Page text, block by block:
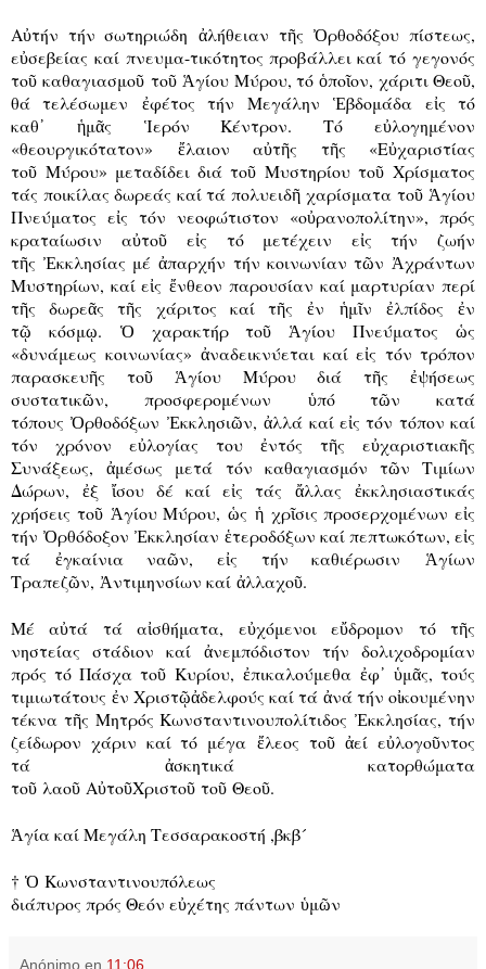
Αὐτήν τήν σωτηριώδη ἀλήθειαν τῆςὈρθοδόξου πίστεως,
εὐσεβείας καί πνευμα-τικότητος προβάλλει καί τό γεγονός
τοῦ καθαγιασμοῦ τοῦ Ἁγίου Μύρου, τόὁποῖον, χάριτι Θεοῦ,
θά τελέσωμεν ἐφέτος τήν ΜεγάληνἙβδομάδα εἰς τό
καθ᾿ ἡμᾶς Ἱερόν Κέντρον. Τό εὐλογημένον
«θεουργικότατον» ἔλαιον αὐτῆς τῆς «Εὐχαριστίας
τοῦ Μύρου» μεταδίδει διά τοῦ Μυστηρίου τοῦ Χρίσματος
τάς ποικίλας δωρεάς καί τά πολυειδῆχαρίσματα τοῦ Ἁγίου
Πνεύματος εἰς τόν νεοφώτιστον «οὐρανοπολίτην», πρός
κραταίωσιν αὐτοῦεἰς τό μετέχειν εἰς τήν ζωήν
τῆςἘκκλησίας μέἀπαρχήν τήν κοινωνίαν τῶν Ἀχράντων
Μυστηρίων, καί εἰςἔνθεον παρουσίαν καί μαρτυρίαν περί
τῆς δωρεᾶς τῆς χάριτος καί τῆςἐν ἡμῖν ἐλπίδοςἐν
τῷ κόσμῳ. Ὁ χαρακτήρ τοῦ Ἁγίου Πνεύματοςὡς
«δυνάμεως κοινωνίας» ἀναδεικνύεται καί εἰς τόν τρόπον
παρασκευῆς τοῦ Ἁγίου Μύρου διά τῆς ἐψήσεως
συστατικῶν, προσφερομένων ὑπό τῶν κατά
τόπουςὈρθοδόξων Ἐκκλησιῶν,ἀλλά καί εἰς τόν τόπον καί
τόν χρόνον εὐλογίας τουἐντός τῆς εὐχαριστιακῆς
Συνάξεως,ἀμέσως μετά τόν καθαγιασμόν τῶν Τιμίων
Δώρων, ἐξ ἴσου δέ καί εἰς τάς ἄλλας ἐκκλησιαστικάς
χρήσεις τοῦ Ἁγίου Μύρου, ὡς ἡχρῖσις προσερχομένων εἰς
τήν Ὀρθόδοξον Ἐκκλησίαν ἑτεροδόξων καί πεπτωκότων, εἰς
τά ἐγκαίνια ναῶν, εἰς τήν καθιέρωσιν Ἁγίων
Τραπεζῶν, Ἀντιμηνσίων καί ἀλλαχοῦ.
Μέ αὐτά τά αἰσθήματα, εὐχόμενοι εὔδρομον τό τῆς
νηστείας στάδιον καί ἀνεμπόδιστον τήν δολιχοδρομίαν
πρός τό Πάσχα τοῦ Κυρίου, ἐπικαλούμεθα ἐφ᾿ ὑμᾶς, τούς
τιμιωτάτους ἐν Χριστῷἀδελφούς καί τά ἀνά τήν οἰκουμένην
τέκνα τῆς Μητρός ΚωνσταντινουπολίτιδοςἘκκλησίας, τήν
ζείδωρον χάριν καί τό μέγα ἔλεος τοῦ ἀεί εὐλογοῦντος
τά ἀσκητικά κατορθώματα
τοῦ λαοῦ ΑὐτοῦΧριστοῦ τοῦ Θεοῦ.
Ἁγία καί Μεγάλη Τεσσαρακοστή ,βκβ´
† Ὁ Κωνσταντινουπόλεως
διάπυρος πρός Θεόν εὐχέτης πάντων ὑμῶν
Anónimo en 11:06